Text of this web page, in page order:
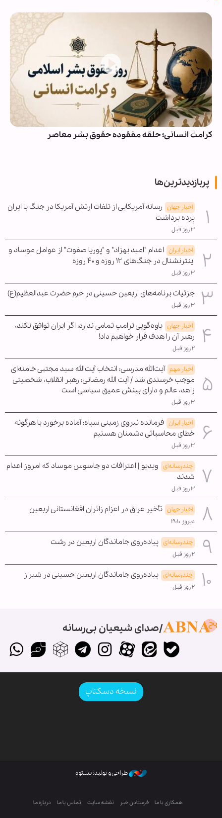
کرامت انسانی؛ حلقه مفقوده حقوق بشر معاصر
پربازدیدترین‌ها
اخبار جهان رسانه آمریکایی از تلفات ارتش آمریکا در جنگ با ایران
پرده برداشت
۳ روز قبل
اخبار ایران اعدام "امید بهزاد" و "پوریا صفوت" از عوامل موساد و
اینترنشنال در جنگ‌های ۱۲ روزه و ۴۰ روزه
۳ روز قبل
جزئیات برنامه‌های اربعین حسینی در حرم حضرت عبدالعظیم(ع)
۳ روز قبل
اخبار جهان یاوه‌گویی ترامپ تمامی ندارد؛ اگر ایران توافق نکند،
رهبر آن را هدف قرار خواهیم داد!
۲ روز قبل
اخبار مهم آیت‌الله مدرسی: انتخاب آیت‌الله سید مجتبی خامنه‌ای
موجب خرسندی شد / آیت الله رمضانی: رهبر انقلاب، شخصیتی
زاهد، عالم و دارای بینش عمیق سیاسی است
۳ روز قبل
اخبار ایران فرمانده نیروی زمینی سپاه: آماده برخورد با هرگونه
خطای محاسباتی دشمنان هستیم
۳ روز قبل
چندرسانه‌ای ویدیو | اعترافات دو جاسوس موساد که امروز اعدام
شدند
۳ روز قبل
اخبار جهان تأخیر عراق در اعزام زائران افغانستانی اربعین
دیروز ۱۹:۱۰
چندرسانه‌ای پیاده‌روی جاماندگان اربعین در رشت
۲ روز قبل
چندرسانه‌ای پیاده‌روی جاماندگان اربعین حسینی در شیراز
۲ روز قبل
صدای شیعیان بی‌رسانه
نسخه دسکتاپ
طراحی و تولید: نستوه
همکاری با ما فرستادن خبر نقشه سایت تماس با ما درباره ما